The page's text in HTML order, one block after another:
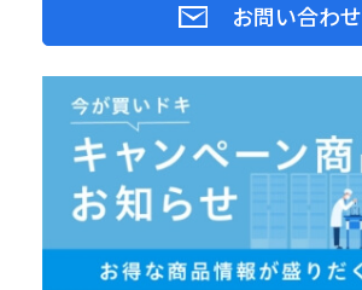
お問い合わせ